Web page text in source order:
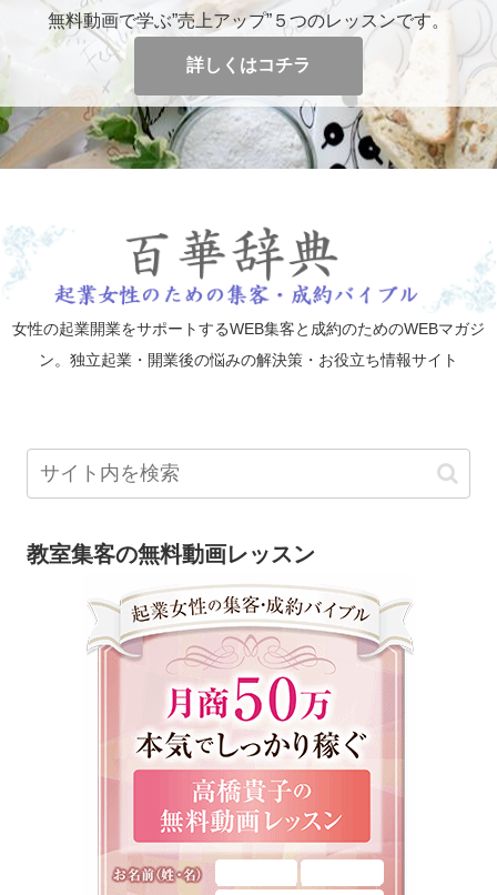
無料動画で学ぶ”売上アップ”５つのレッスンです。
詳しくはコチラ
女性の起業開業をサポートするWEB集客と成約のためのWEBマガジ
ン。独立起業・開業後の悩みの解決策・お役立ち情報サイト
教室集客の無料動画レッスン